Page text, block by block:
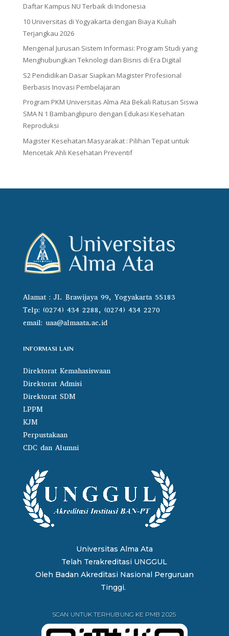
Daftar Kampus NU Terbaik di Indonesia
10 Universitas di Yogyakarta dengan Biaya Kuliah
Terjangkau 2026
Mengenal Jurusan Sistem Informasi: Program Studi yang
Menghubungkan Teknologi dan Bisnis di Era Digital
S2 Pendidikan Dasar Siapkan Magister Profesional
Berbasis Inovasi Pembelajaran
Program PKM Universitas Alma Ata Bekali Ratusan Siswa
SMA N 1 Bambanglipuro dengan Edukasi Kesehatan
Reproduksi
Magister Kesehatan Masyarakat : Pilihan Tepat untuk
Mencetak Ahli Kesehatan Preventif
Alamat : Jl. Brawijaya 99, Yogyakarta 55183
Telp: (0274) 434 2288, (0274) 434 2270
email: uaa@almaata.ac.id
INFORMASI LAIN
Direktorat Kemahasiswaan
Direktorat Admisi
Direktorat SDM
LPPM
KJM
Perpustakaan
CDC dan Alumni
Universitas Alma Ata
Telah Terakreditasi UNGGUL
Oleh Badan Akreditasi Nasional Perguruan
Tinggi.
SCAN UNTUK TERHUBUNG KE PMB 2025